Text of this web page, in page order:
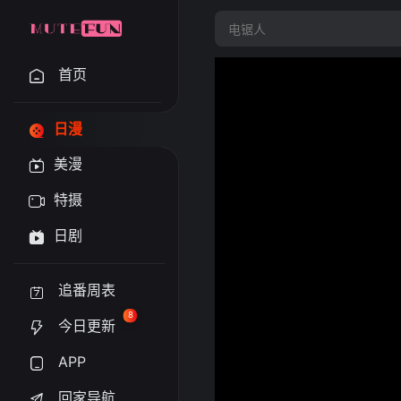
首页
日漫
美漫
特摄
日剧
追番周表
今日更新
8
APP
回家导航